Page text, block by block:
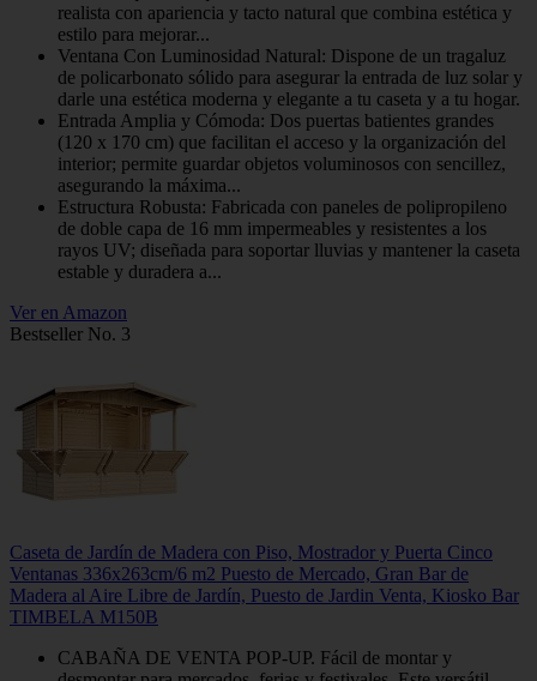
realista con apariencia y tacto natural que combina estética y
estilo para mejorar...
Ventana Con Luminosidad Natural: Dispone de un tragaluz
de policarbonato sólido para asegurar la entrada de luz solar y
darle una estética moderna y elegante a tu caseta y a tu hogar.
Entrada Amplia y Cómoda: Dos puertas batientes grandes
(120 x 170 cm) que facilitan el acceso y la organización del
interior; permite guardar objetos voluminosos con sencillez,
asegurando la máxima...
Estructura Robusta: Fabricada con paneles de polipropileno
de doble capa de 16 mm impermeables y resistentes a los
rayos UV; diseñada para soportar lluvias y mantener la caseta
estable y duradera a...
Ver en Amazon
Bestseller No. 3
Caseta de Jardín de Madera con Piso, Mostrador y Puerta Cinco
Ventanas 336x263cm/6 m2 Puesto de Mercado, Gran Bar de
Madera al Aire Libre de Jardín, Puesto de Jardin Venta, Kiosko Bar
TIMBELA M150B
CABAÑA DE VENTA POP-UP. Fácil de montar y